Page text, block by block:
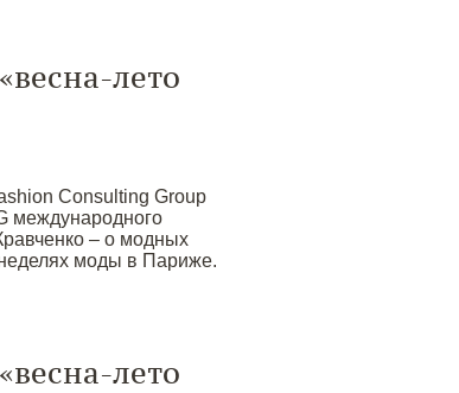
лето
Consulting Group
международного
– о модных
моды в Париже.
лето